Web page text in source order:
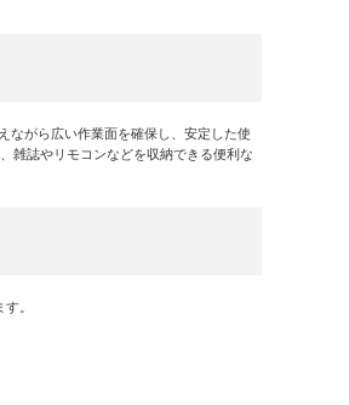
ながら広い作業面を確保し、安定した使
雑誌やリモコンなどを収納できる便利な
。